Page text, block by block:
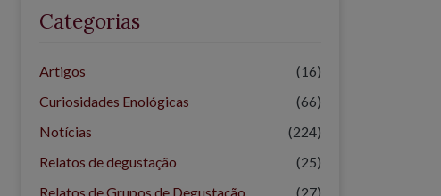
Categorias
Artigos
(16)
Curiosidades Enológicas
(66)
Notícias
(224)
Relatos de degustação
(25)
Relatos de Grupos de Degustação
(27)